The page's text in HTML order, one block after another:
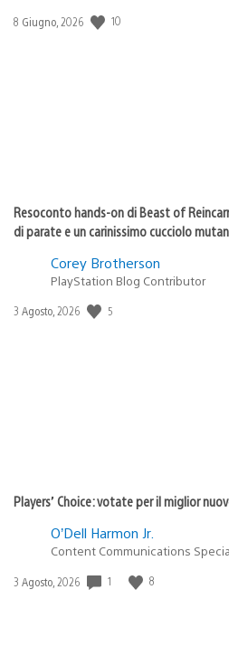
Data
8 Giugno, 2026 10
Resoconto hands-on di Beast of
di parate e un carinissimo cucciolo
Corey Brotherson
PlayStation Blog Contributor
Data
3 Agosto, 2026 5
Players’ Choice: votate per il miglior
O’Dell Harmon Jr.
Content Communications
Data
3 Agosto, 2026 1 8